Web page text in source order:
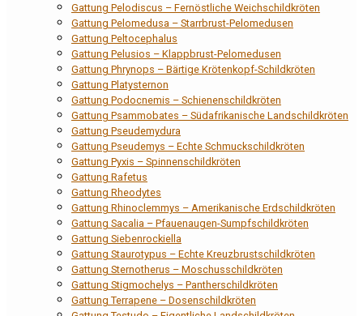
Gattung Pelodiscus – Fernöstliche Weichschildkröten
Gattung Pelomedusa – Starrbrust-Pelomedusen
Gattung Peltocephalus
Gattung Pelusios – Klappbrust-Pelomedusen
Gattung Phrynops – Bärtige Krötenkopf-Schildkröten
Gattung Platysternon
Gattung Podocnemis – Schienenschildkröten
Gattung Psammobates – Südafrikanische Landschildkröten
Gattung Pseudemydura
Gattung Pseudemys – Echte Schmuckschildkröten
Gattung Pyxis – Spinnenschildkröten
Gattung Rafetus
Gattung Rheodytes
Gattung Rhinoclemmys – Amerikanische Erdschildkröten
Gattung Sacalia – Pfauenaugen-Sumpfschildkröten
Gattung Siebenrockiella
Gattung Staurotypus – Echte Kreuzbrustschildkröten
Gattung Sternotherus – Moschusschildkröten
Gattung Stigmochelys – Pantherschildkröten
Gattung Terrapene – Dosenschildkröten